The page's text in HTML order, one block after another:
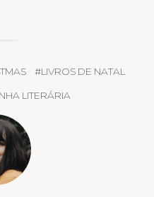
#LIVROS DE NATAL
LITERÁRIA